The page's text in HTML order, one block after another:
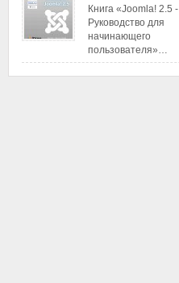
Книга «Joomla! 2.5 -
Руководство для
начинающего
пользователя»…